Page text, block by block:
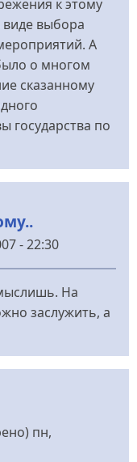
к этому
выбора
А
о многом
сказанному
государства по
- 22:30
На
заслужить, а
пн,